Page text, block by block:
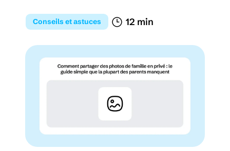
Conseils et astuces 12 min